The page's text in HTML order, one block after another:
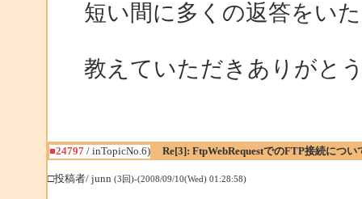
短い間に多くの返答をい
教えていただきありがと
■24797/ inTopicNo.6) Re[3]: FtpWebRequestでのFTP接続につい
□投稿者/ junn (3回)-(2008/09/10(Wed) 01:28:58)